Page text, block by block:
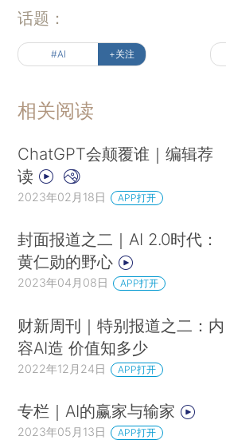
话题：
#AI +关注
相关阅读
ChatGPT会颠覆谁｜编辑荐
读
2023年02月18日 APP打开
封面报道之二｜AI 2.0时代：
黄仁勋的野心
2023年04月08日 APP打开
财新周刊｜特别报道之二：内
容AI造 价值知多少
2022年12月24日 APP打开
专栏｜AI的赢家与输家
2023年05月13日 APP打开